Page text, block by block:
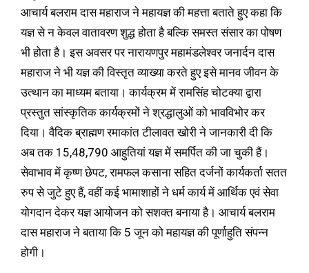
आचार्य बलराम दास महाराज ने महायज्ञ की महत्ता बताते हुए कहा कि
यज्ञ से न केवल वातावरण शुद्ध होता है बल्कि समस्त संसार का पोषण
भी होता है। इस अवसर पर नारायणपुर महामंडलेश्वर जनार्दन दास
महाराज ने भी यज्ञ की विस्तृत व्याख्या करते हुए इसे मानव जीवन के
उत्थान का माध्यम बताया। कार्यक्रम में रामसिंह चोटक्या द्वारा
प्रस्तुत सांस्कृतिक कार्यक्रमों ने श्रद्धालुओं को भावविभोर कर
दिया। वैदिक ब्राह्मण रमाकांत टीलावत खोरी ने जानकारी दी कि
अब तक 15,48,790 आहुतियां यज्ञ में समर्पित की जा चुकी हैं।
सेवाभाव में कृष्ण छेपट, रामफल कसाना सहित दर्जनों कार्यकर्ता सतत
रुप से जुटे हुए हैं, वहीं कई भामाशाहों ने धर्म कार्य में आर्थिक एवं सेवा
योगदान देकर यज्ञ आयोजन को सशक्त बनाया है। आचार्य बलराम
दास महाराज ने बताया कि 5 जून को महायज्ञ की पूर्णाहुति संपन्न
होगी।